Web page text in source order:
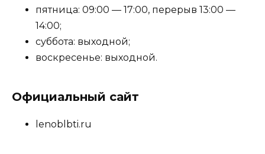
пятница: 09:00 — 17:00, перерыв 13:00 —
14:00;
суббота: выходной;
воскресенье: выходной.
Официальный сайт
lenoblbti.ru